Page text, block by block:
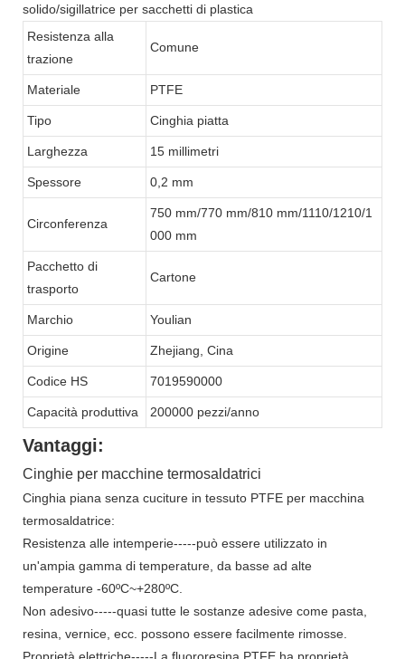
solido/sigillatrice per sacchetti di plastica
Resistenza alla
trazione
Comune
Materiale PTFE
Tipo Cinghia piatta
Larghezza 15 millimetri
Spessore 0,2 mm
Circonferenza
750 mm/770 mm/810 mm/1110/1210/1
000 mm
Pacchetto di
trasporto
Cartone
Marchio Youlian
Origine Zhejiang, Cina
Codice HS 7019590000
Capacità produttiva 200000 pezzi/anno
Vantaggi:
Cinghie per macchine termosaldatrici
Cinghia piana senza cuciture in tessuto PTFE per macchina
termosaldatrice:
Resistenza alle intemperie-----può essere utilizzato in
un'ampia gamma di temperature, da basse ad alte
temperature -60ºC~+280ºC.
Non adesivo-----quasi tutte le sostanze adesive come pasta,
resina, vernice, ecc. possono essere facilmente rimosse.